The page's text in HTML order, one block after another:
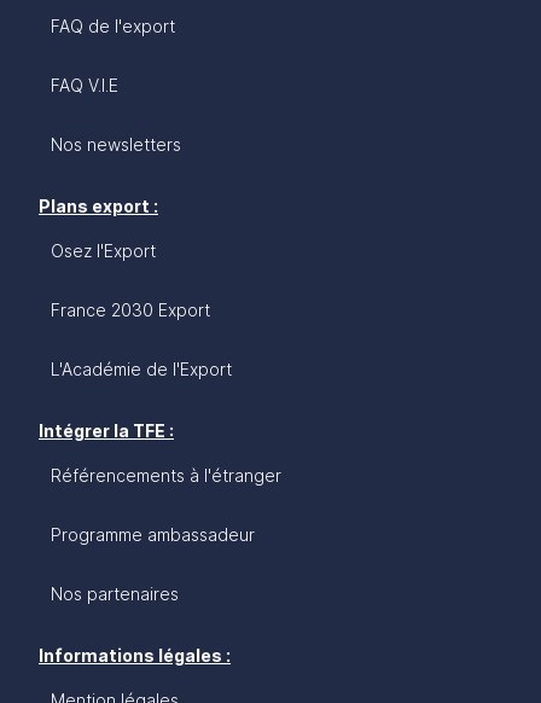
FAQ de l'export
FAQ V.I.E
Nos newsletters
Plans export :
Osez l'Export
France 2030 Export
L'Académie de l'Export
Intégrer la TFE :
Référencements à l'étranger
Programme ambassadeur
Nos partenaires
Informations légales :